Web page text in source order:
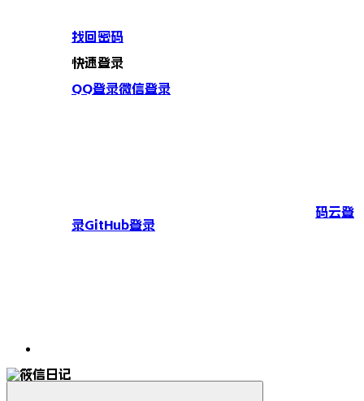
找回密码
快速登录
QQ登录微信登录
码云登
录GitHub登录